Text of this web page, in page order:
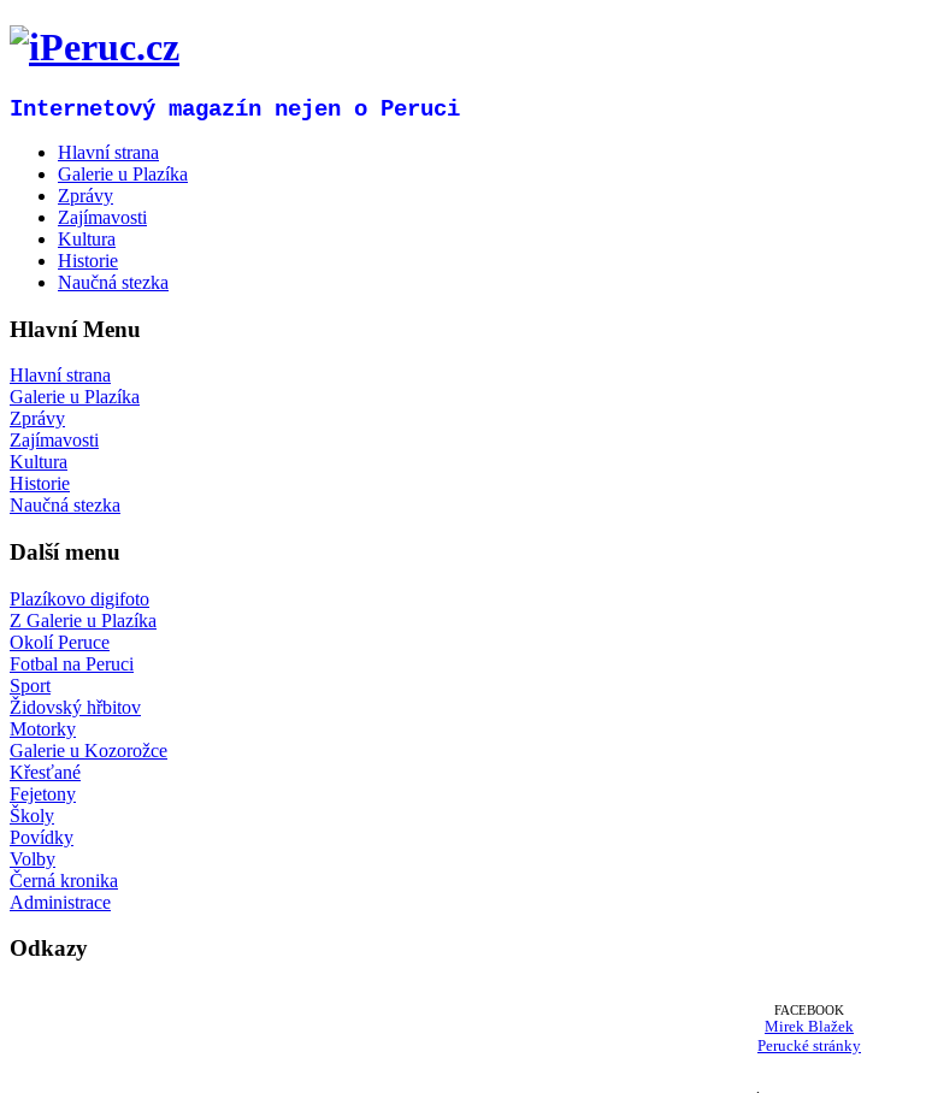
Internetový magazín nejen o Peruci
Hlavní strana
Galerie u Plazíka
Zprávy
Zajímavosti
Kultura
Historie
Naučná stezka
Hlavní Menu
Hlavní strana
Galerie u Plazíka
Zprávy
Zajímavosti
Kultura
Historie
Naučná stezka
Další menu
Plazíkovo digifoto
Z Galerie u Plazíka
Okolí Peruce
Fotbal na Peruci
Sport
Židovský hřbitov
Motorky
Galerie u Kozorožce
Křesťané
Fejetony
Školy
Povídky
Volby
Černá kronika
Administrace
Odkazy
FACEBOOK
Mirek Blažek
Perucké stránky